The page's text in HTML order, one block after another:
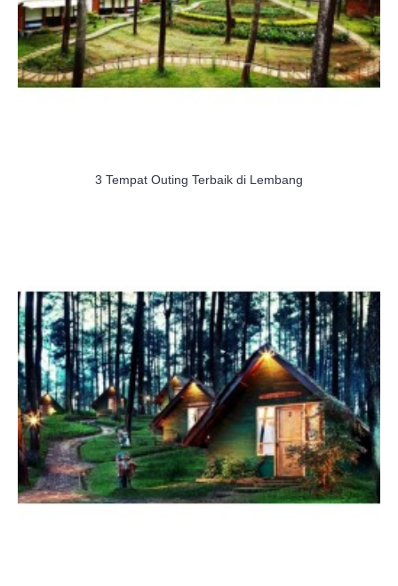
3 Tempat Outing Terbaik di Lembang